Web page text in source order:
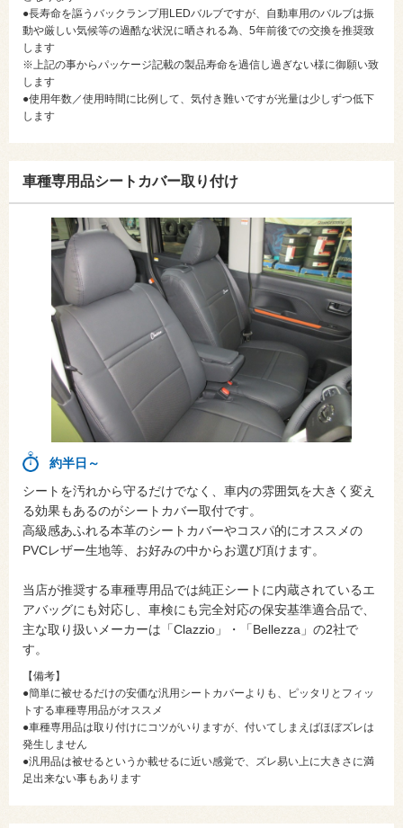
●長寿命を謳うバックランプ用LEDバルブですが、自動車用のバルブは振
動や厳しい気候等の過酷な状況に晒される為、5年前後での交換を推奨致
します
※上記の事からパッケージ記載の製品寿命を過信し過ぎない様に御願い致
します
●使用年数／使用時間に比例して、気付き難いですが光量は少しずつ低下
します
車種専用品シートカバー取り付け
約半日～
シートを汚れから守るだけでなく、車内の雰囲気を大きく変え
る効果もあるのがシートカバー取付です。
高級感あふれる本革のシートカバーやコスパ的にオススメの
PVCレザー生地等、お好みの中からお選び頂けます。
当店が推奨する車種専用品では純正シートに内蔵されているエ
アバッグにも対応し、車検にも完全対応の保安基準適合品で、
主な取り扱いメーカーは「Clazzio」・「Bellezza」の2社で
す。
【備考】
●簡単に被せるだけの安価な汎用シートカバーよりも、ピッタリとフィッ
トする車種専用品がオススメ
●車種専用品は取り付けにコツがいりますが、付いてしまえばほぼズレは
発生しません
●汎用品は被せるというか載せるに近い感覚で、ズレ易い上に大きさに満
足出来ない事もあります